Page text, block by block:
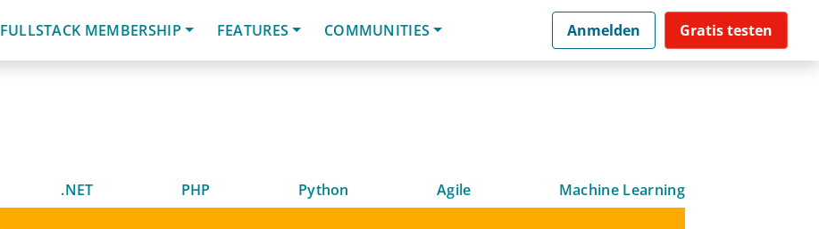
FULLSTACK MEMBERSHIP FEATURES COMMUNITIES Anmelden Gratis testen
.NET PHP Python Agile Machine Learning